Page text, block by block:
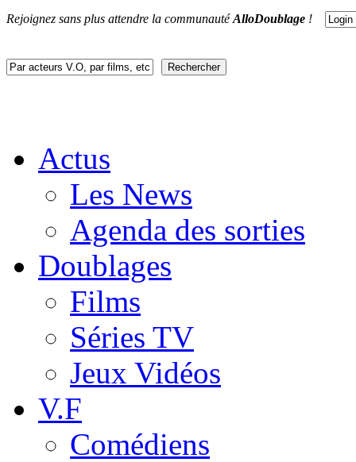
Rejoignez sans plus attendre la communautéAlloDoublage !
Actus
Les News
Agenda des sorties
Doublages
Films
Séries TV
Jeux Vidéos
V.F
Comédiens